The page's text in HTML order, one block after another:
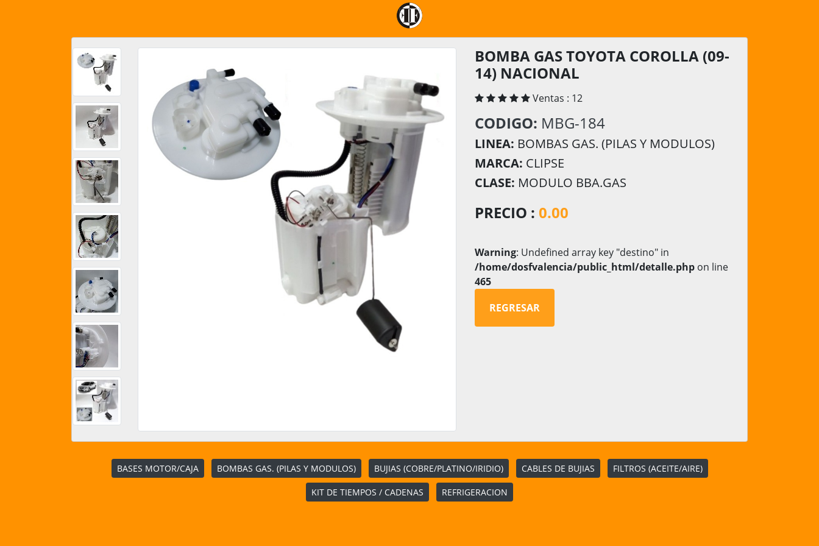
BOMBA GAS TOYOTA COROLLA (09-
14) NACIONAL
Ventas : 12
CODIGO: MBG-184
LINEA: BOMBAS GAS. (PILAS Y MODULOS)
MARCA: CLIPSE
CLASE: MODULO BBA.GAS
PRECIO :0.00
Warning: Undefined array key "destino" in
/home/dosfvalencia/public_html/detalle.php on line
465
REGRESAR
BASES MOTOR/CAJA BOMBAS GAS. (PILAS Y MODULOS) BUJIAS (COBRE/PLATINO/IRIDIO) CABLES DE BUJIAS FILTROS (ACEITE/AIRE)
KIT DE TIEMPOS / CADENAS REFRIGERACION